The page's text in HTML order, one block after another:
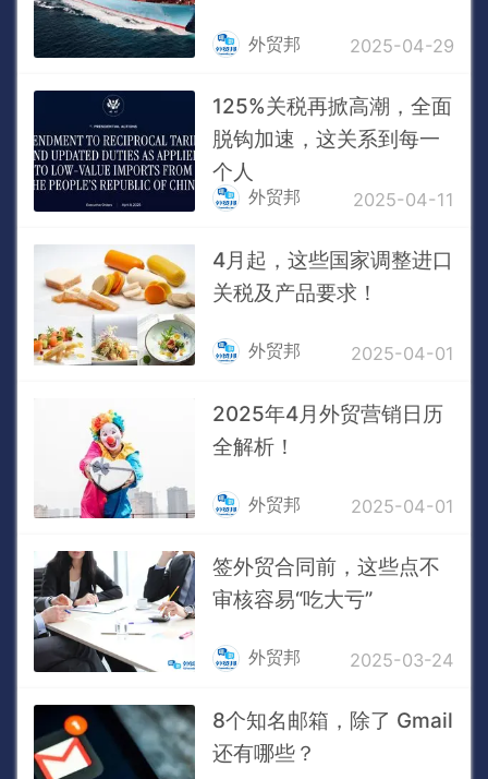
外贸邦 2025-04-29
125%关税再掀高潮，全面
脱钩加速，这关系到每一
个人
外贸邦 2025-04-11
4月起，这些国家调整进口
关税及产品要求！
外贸邦 2025-04-01
2025年4月外贸营销日历
全解析！
外贸邦 2025-04-01
签外贸合同前，这些点不
审核容易“吃大亏”
外贸邦 2025-03-24
8个知名邮箱，除了 Gmail
还有哪些？